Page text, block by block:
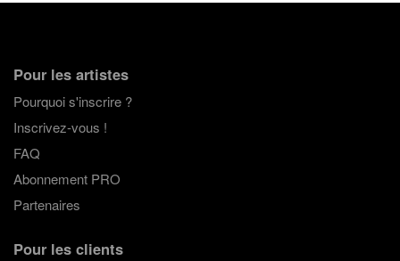
Pour les artistes
Pourquoi s'inscrire ?
Inscrivez-vous !
FAQ
Abonnement PRO
Partenaires
Pour les clients